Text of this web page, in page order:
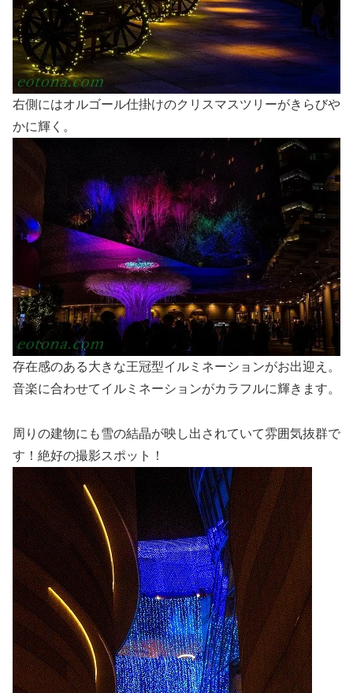
右側にはオルゴール仕掛けのクリスマスツリーがきらびや
かに輝く。
存在感のある大きな王冠型イルミネーションがお出迎え。
音楽に合わせてイルミネーションがカラフルに輝きます。
周りの建物にも雪の結晶が映し出されていて雰囲気抜群で
す！絶好の撮影スポット！